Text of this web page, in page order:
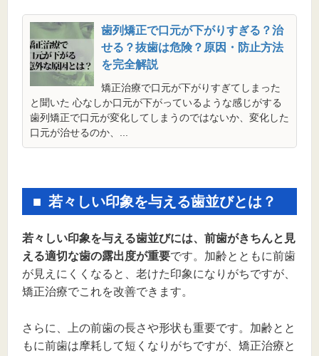
歯列矯正で口元が下がりすぎる？治
せる？抜歯は危険？原因・防止方法
を完全解説
矯正治療で口元が下がりすぎてしまった
と聞いた 心なしか口元が下がっているような感じがする
歯列矯正で口元が変化してしまうのではないか、変化した
口元が治せるのか、...
若々しい印象を与える歯並びとは？
若々しい印象を与える歯並びには、前歯がきちんと見
える適切な歯の露出度が重要です。加齢とともに前歯
が見えにくくなると、老けた印象になりがちですが、
矯正治療でこれを改善できます。
さらに、上の前歯の長さや形状も重要です。加齢とと
もに前歯は摩耗して短くなりがちですが、矯正治療と